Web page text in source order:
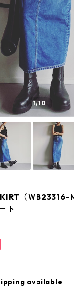
1/10
（Ｗ
ト
available